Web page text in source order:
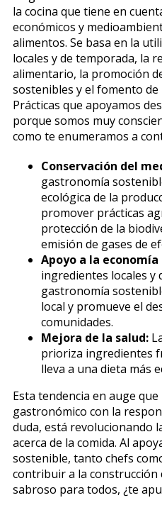
la cocina que tiene en
económicos y
alimentos. Se basa en la
locales y de temporada, la
alimentario, la promoción
sostenibles y el fomento de
Prácticas que apoyamos
porque somos muy
como te enumeramos a
Conservación del
gastronomía
ecológica de la
promover prácticas
protección de la
emisión de gases de
Apoyo a la economía
ingredientes locales y
gastronomía
local y promueve el
comunidades.
Mejora de la salud:
prioriza ingredientes
lleva a una dieta más
Esta tendencia en auge
gastronómico con la
duda, está revolucionando
acerca de la comida. Al
sostenible, tanto chefs
contribuir a la
sabroso para todos, ¿te